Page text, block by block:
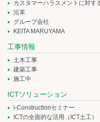
カスタマーハラスメントに対す
沿革
グループ会社
KEITA MARUYAMA
工事情報
土木工事
建築工事
施工中
ICTソリューション
i-Constructionセミナー
ICTの全面的な活用（ICT土工）